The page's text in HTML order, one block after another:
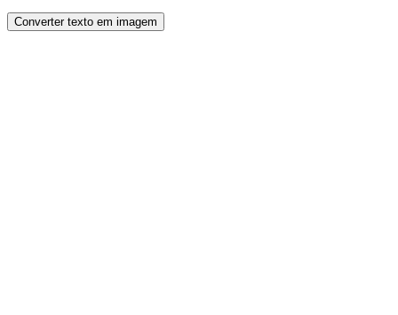
Converter texto em imagem